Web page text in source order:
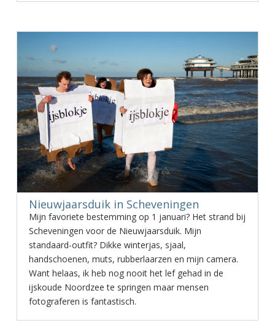
Nieuwjaarsduik in Scheveningen
Mijn favoriete bestemming op 1 januari? Het strand bij
Scheveningen voor de Nieuwjaarsduik. Mijn
standaard-outfit? Dikke winterjas, sjaal,
handschoenen, muts, rubberlaarzen en mijn camera.
Want helaas, ik heb nog nooit het lef gehad in de
ijskoude Noordzee te springen maar mensen
fotograferen is fantastisch.